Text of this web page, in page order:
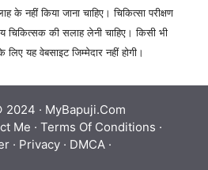
के नहीं किया जाना चाहिए। चिकित्सा परीक्षण
चिकित्सक की सलाह लेनी चाहिए। किसी भी
यह वेबसाइट जिम्मेदार नहीं होगी।
· MyBapuji.Com
Me · Terms Of Conditions ·
· Privacy · DMCA ·